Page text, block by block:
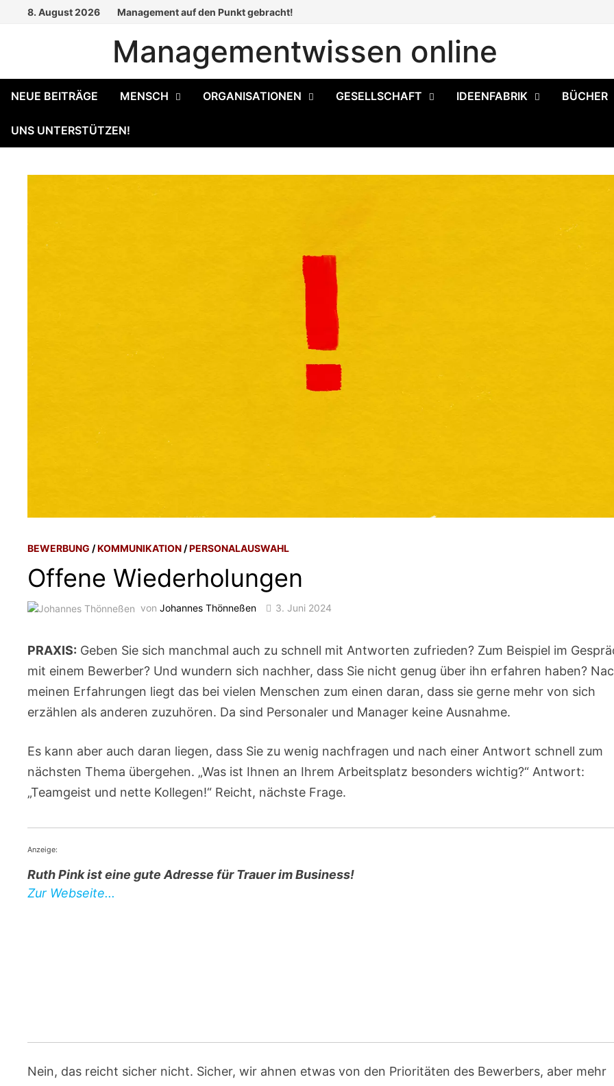
8. August 2026 Management auf den Punkt gebracht!
Managementwissen online
NEUE BEITRÄGE MENSCH ORGANISATIONEN GESELLSCHAFT IDEENFABRIK BÜCHER
UNS UNTERSTÜTZEN!
BEWERBUNG /KOMMUNIKATION /PERSONALAUSWAHL
Offene Wiederholungen
vonJohannes Thönneßen 3. Juni 2024
PRAXIS: Geben Sie sich manchmal auch zu schnell mit Antworten zufrieden? Zum Beispiel im
mit einem Bewerber? Und wundern sich nachher, dass Sie nicht genug über ihn erfahren haben?
meinen Erfahrungen liegt das bei vielen Menschen zum einen daran, dass sie gerne mehr von sich
erzählen als anderen zuzuhören. Da sind Personaler und Manager keine Ausnahme.
Es kann aber auch daran liegen, dass Sie zu wenig nachfragen und nach einer Antwort schnell zum
nächsten Thema übergehen. „Was ist Ihnen an Ihrem Arbeitsplatz besonders wichtig?“ Antwort:
„Teamgeist und nette Kollegen!“ Reicht, nächste Frage.
Anzeige:
Ruth Pink ist eine gute Adresse für Trauer im Business!
Zur Webseite...
Nein, das reicht sicher nicht. Sicher, wir ahnen etwas von den Prioritäten des Bewerbers, aber mehr